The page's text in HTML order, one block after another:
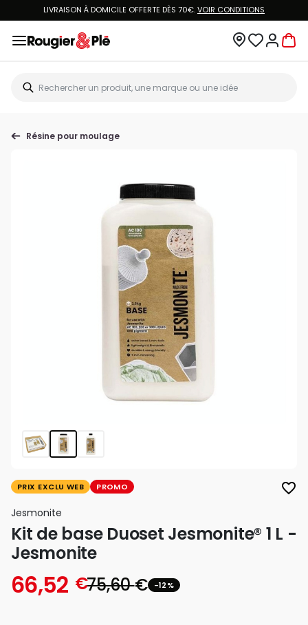
LIVRAISON À DOMICILE OFFERTE DÈS 70€.VOIR CONDITIONS
Résine pour moulage
PRIX EXCLU WEB PROMO favorite_border
Jesmonite
Kit de base Duoset Jesmonite® 1 L -
Jesmonite
75,60€ -12%
66,52 €